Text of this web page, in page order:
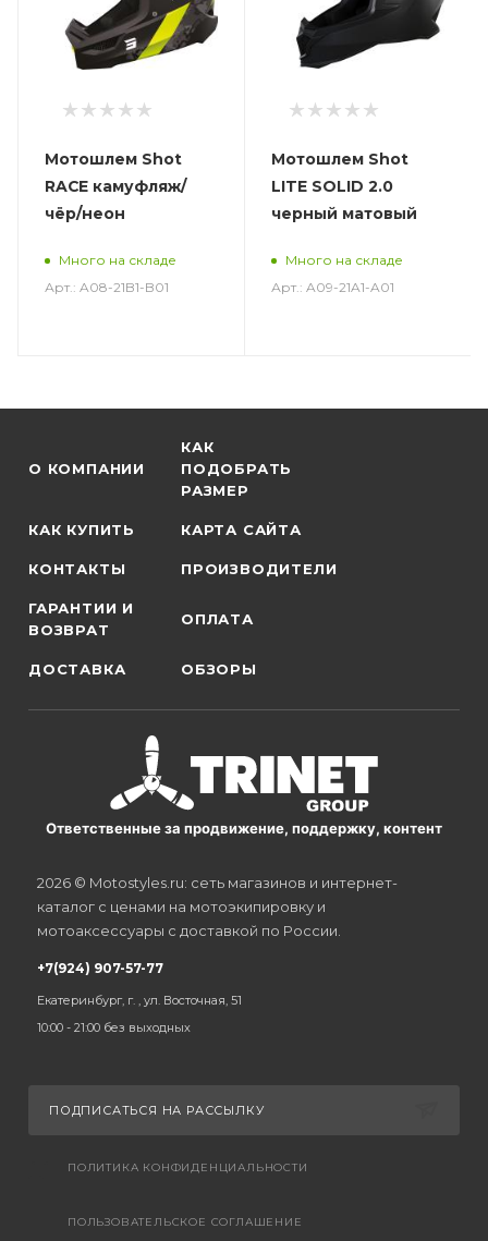
Мотошлем Shot
RACE камуфляж/
чёр/неон
Много на складе
Арт.: A08-21B1-B01
Мотошлем Shot
LITE SOLID 2.0
черный матовый
Много на складе
Арт.: A09-21A1-A01
О КОМПАНИИ
КАК
ПОДОБРАТЬ
РАЗМЕР
КАК КУПИТЬ КАРТА САЙТА
КОНТАКТЫ ПРОИЗВОДИТЕЛИ
ГАРАНТИИ И
ВОЗВРАТ
ОПЛАТА
ДОСТАВКА ОБЗОРЫ
Ответственные за продвижение, поддержку, контент
2026 © Motostyles.ru: сеть магазинов и интернет-
каталог с ценами на мотоэкипировку и
мотоаксессуары с доставкой по России.
+7(924) 907-57-77
Екатеринбург, г. , ул. Восточная, 51
10:00 - 21:00 без выходных
ПОДПИСАТЬСЯ НА РАССЫЛКУ
ПОЛИТИКА КОНФИДЕНЦИАЛЬНОСТИ
ПОЛЬЗОВАТЕЛЬСКОЕ СОГЛАШЕНИЕ